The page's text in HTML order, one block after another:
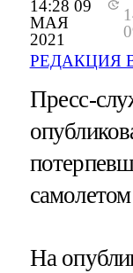
14:28 09
МАЯ
2021
РЕДАКЦИЯ
Пресс-
На